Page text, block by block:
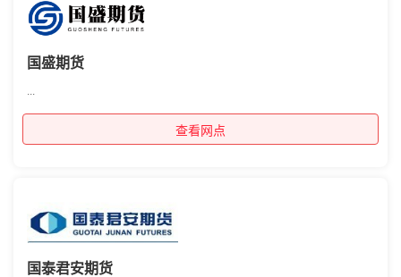
国盛期货
...
查看网点
国泰君安期货